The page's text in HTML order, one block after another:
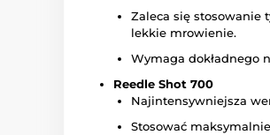
Zaleca się stosowanie
lekkie mrowienie.
Wymaga dokładnego
Reedle Shot 700
Najintensywniejsza
Stosować